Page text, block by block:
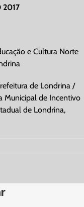
2017
e Cultura Norte
de Londrina /
Municipal de Incentivo
de Londrina,